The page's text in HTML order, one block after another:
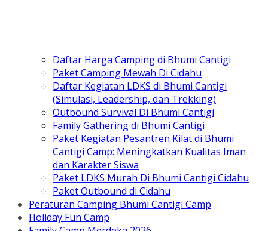
Daftar Harga Camping di Bhumi Cantigi
Paket Camping Mewah Di Cidahu
Daftar Kegiatan LDKS di Bhumi Cantigi
(Simulasi, Leadership, dan Trekking)
Outbound Survival Di Bhumi Cantigi
Family Gathering di Bhumi Cantigi
Paket Kegiatan Pesantren Kilat di Bhumi
Cantigi Camp: Meningkatkan Kualitas Iman
dan Karakter Siswa
Paket LDKS Murah Di Bhumi Cantigi Cidahu
Paket Outbound di Cidahu
Peraturan Camping Bhumi Cantigi Camp
Holiday Fun Camp